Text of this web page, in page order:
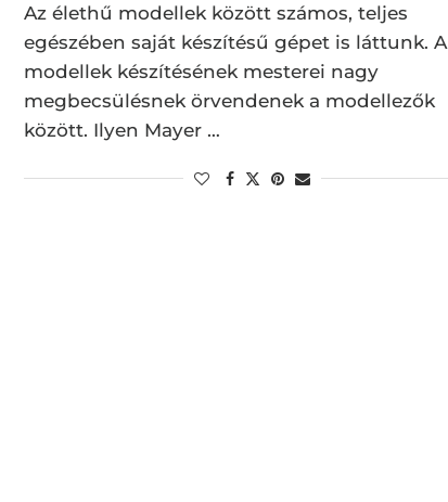
Az élethű modellek között számos, teljes
egészében saját készítésű gépet is láttunk. A
modellek készítésének mesterei nagy
megbecsülésnek örvendenek a modellezők
között. Ilyen Mayer …